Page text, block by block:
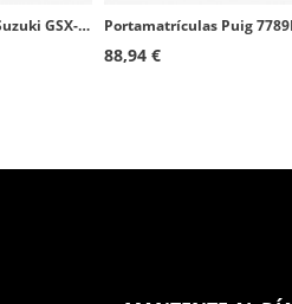
Portamatrículas Puig 4075N para Suzuki GSX-R600/750 (06-07)
88,94 €